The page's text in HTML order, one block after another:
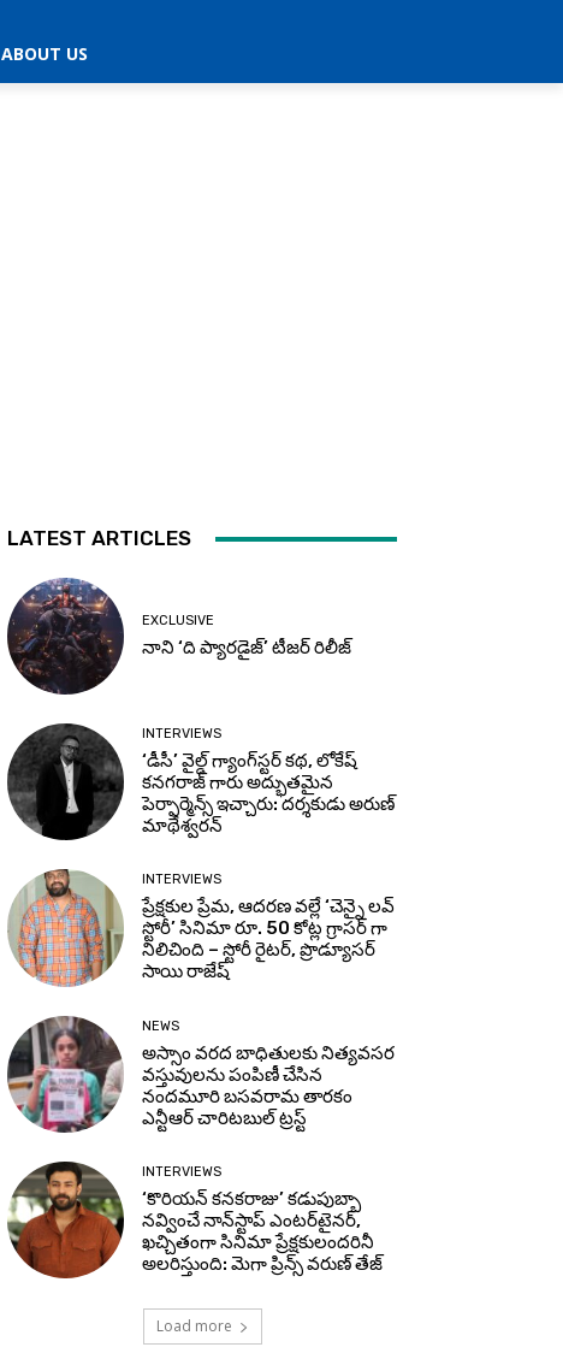
ABOUT US
LATEST ARTICLES
EXCLUSIVE
నాని ‘ది ప్యారడైజ్’ టీజర్‌ రిలీజ్
INTERVIEWS
‘డీసీ’ వైల్డ్ గ్యాంగ్‌స్టర్ కథ, లోకేష్
కనగరాజ్ గారు అద్భుతమైన
పెర్ఫార్మెన్స్ ఇచ్చారు: దర్శకుడు అరుణ్
మాథేశ్వరన్
INTERVIEWS
ప్రేక్షకుల ప్రేమ, ఆదరణ వల్లే ‘చెన్నై లవ్
స్టోరీ’ సినిమా రూ. 50 కోట్ల గ్రాసర్ గా
నిలిచింది – స్టోరీ రైటర్, ప్రొడ్యూసర్
సాయి రాజేష్
NEWS
అస్సాం వరద బాధితులకు నిత్యవసర
వస్తువులను పంపిణీ చేసిన
నందమూరి బసవరామ తారకం
ఎన్టీఆర్ చారిటబుల్ ట్రస్ట్
INTERVIEWS
‘కొరియన్ కనకరాజు’ కడుపుబ్బా
నవ్వించే నాన్‌స్టాప్ ఎంటర్‌టైనర్,
ఖచ్చితంగా సినిమా ప్రేక్షకులందరినీ
అలరిస్తుంది: మెగా ప్రిన్స్ వరుణ్ తేజ్
Load more